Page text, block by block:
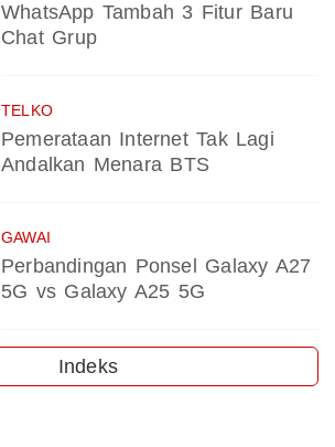
WhatsApp Tambah 3 Fitur Baru
Chat Grup
TELKO
Pemerataan Internet Tak Lagi
Andalkan Menara BTS
GAWAI
Perbandingan Ponsel Galaxy A27
5G vs Galaxy A25 5G
Indeks